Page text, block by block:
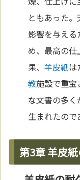
ともあった
影響を与え
め、最高の
果、羊皮紙は
教施設で重宝
な文書の多
生まれたので
第3章 羊皮